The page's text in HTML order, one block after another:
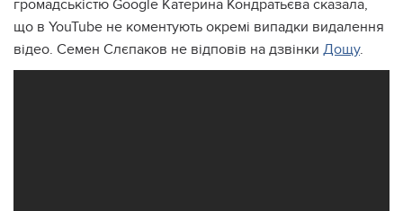
громадськістю Google Катерина Кондратьєва сказала,
що в YouTube не коментують окремі випадки видалення
відео. Семен Слєпаков не відповів на дзвінки Дощу.